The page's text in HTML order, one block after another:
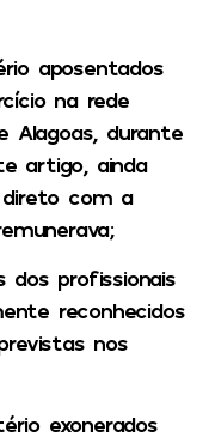
aposentados
na rede
Alagoas, durante
artigo, ainda
com a
dos profissionais
reconhecidos
nos
exonerados